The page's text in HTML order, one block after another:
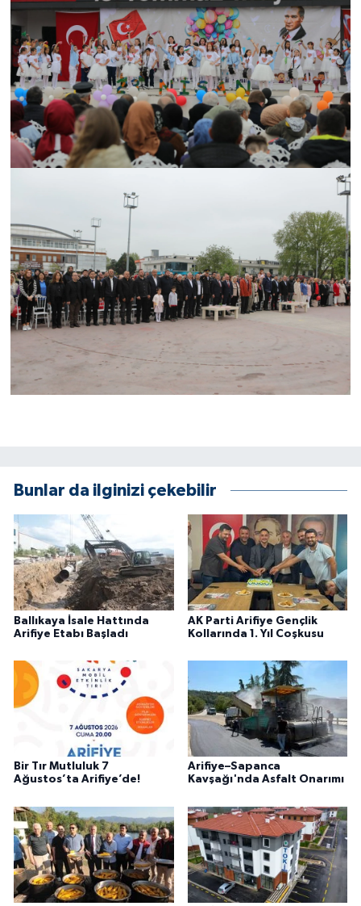
Bunlar da ilginizi çekebilir
Ballıkaya İsale Hattında
Arifiye Etabı Başladı
AK Parti Arifiye Gençlik
Kollarında 1. Yıl Coşkusu
Bir Tır Mutluluk 7
Ağustos’ta Arifiye’de!
Arifiye–Sapanca
Kavşağı'nda Asfalt Onarımı